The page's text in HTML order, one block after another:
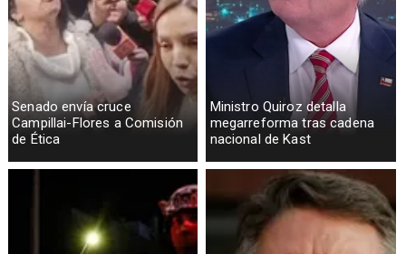
Senado envía cruce
Campillai-Flores a Comisión
de Ética
Ministro Quiroz detalla
megarreforma tras cadena
nacional de Kast